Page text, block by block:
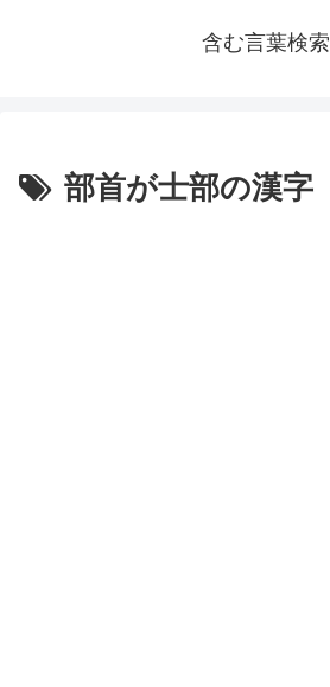
含む言葉検索
部首が士部の漢字